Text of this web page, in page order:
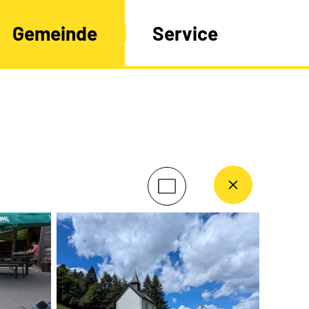
Gemeinde Service